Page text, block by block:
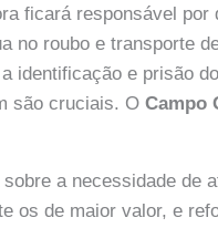
ficará responsável
no roubo e transporte
identificação e prisão
são cruciais. OCampo
a necessidade de
os de maior valor, e